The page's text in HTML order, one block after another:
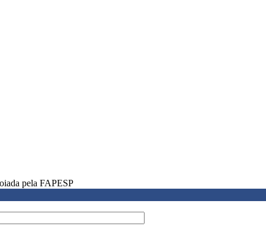
pela FAPESP